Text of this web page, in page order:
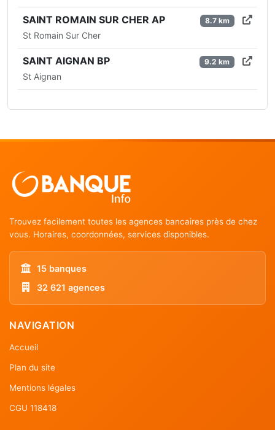
SAINT ROMAIN SUR CHER AP
St Romain Sur Cher
8.7 km
SAINT AIGNAN BP
St Aignan
9.2 km
Trouvez facilement toutes les agences bancaires près de chez
vous. Horaires, coordonnées, services disponibles.
15 banques
32 621 agences
NAVIGATION
Accueil
Plan du site
Mentions légales
CGU 118418